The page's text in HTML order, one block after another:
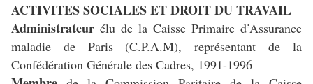
ACTIVITES SOCIALES ET DROIT DU TRAVAIL
Administrateur élu de la Caisse Primaire d’Assurance
maladie de Paris (C.P.A.M), représentant de la
Confédération Générale des Cadres, 1991-1996